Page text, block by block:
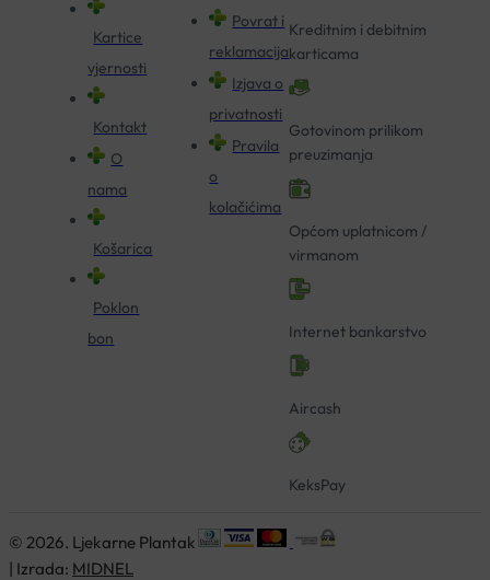
Kartice
vjernosti
Kontakt
O
nama
Košarica
Poklon
bon
Povrat i
reklamacija
Izjava o
privatnosti
Pravila
o
kolačićima
Kreditnim i debitnim
karticama
Gotovinom prilikom
preuzimanja
Općom uplatnicom /
virmanom
Internet bankarstvo
Aircash
KeksPay
© 2026. Ljekarne Plantak
| Izrada: MIDNEL